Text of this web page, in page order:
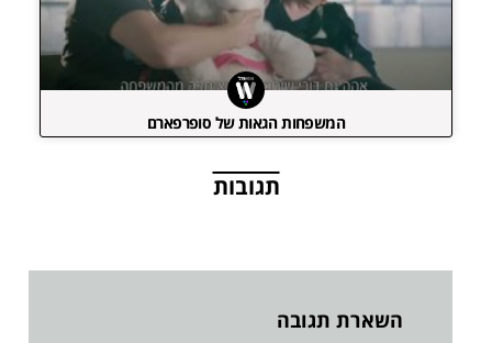
המשפחות הגאות של סופרפארם
תגובות
השארת תגובה